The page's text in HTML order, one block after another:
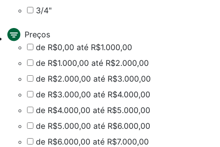
3/4"
Preços
de R$0,00 até R$1.000,00
de R$1.000,00 até R$2.000,00
de R$2.000,00 até R$3.000,00
de R$3.000,00 até R$4.000,00
de R$4.000,00 até R$5.000,00
de R$5.000,00 até R$6.000,00
de R$6.000,00 até R$7.000,00